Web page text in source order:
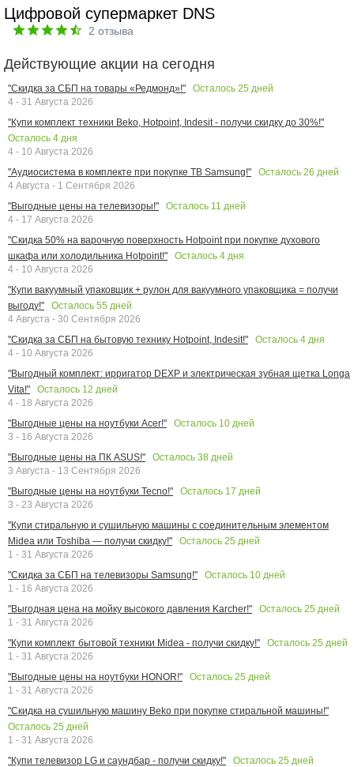
Цифровой супермаркет DNS
2 отзыва
Действующие акции на сегодня
"Скидка за СБП на товары «Редмонд»!" Осталось 25 дней
4 - 31 Августа 2026
"Купи комплект техники Beko, Hotpoint, Indesit - получи скидку до 30%!"
Осталось 4 дня
4 - 10 Августа 2026
"Аудиосистема в комплекте при покупке ТВ Samsung!"
Осталось 26 дней
4 Августа - 1 Сентября 2026
"Выгодные цены на телевизоры!"
Осталось 11 дней
4 - 17 Августа 2026
"Скидка 50% на варочную поверхность Hotpoint при покупке духового
шкафа или холодильника Hotpoint!"
Осталось 4 дня
4 - 10 Августа 2026
"Купи вакуумный упаковщик + рулон для вакуумного упаковщика = получи
выгоду!"
Осталось 55 дней
4 Августа - 30 Сентября 2026
"Скидка за СБП на бытовую технику Hotpoint, Indesit!"
Осталось 4 дня
4 - 10 Августа 2026
"Выгодный комплект: ирригатор DEXP и электрическая зубная щетка Longa
Vita!"
Осталось 12 дней
4 - 18 Августа 2026
"Выгодные цены на ноутбуки Acer!"
Осталось 10 дней
3 - 16 Августа 2026
"Выгодные цены на ПК ASUS!"
Осталось 38 дней
3 Августа - 13 Сентября 2026
"Выгодные цены на ноутбуки Tecno!"
Осталось 17 дней
3 - 23 Августа 2026
"Купи стиральную и сушильную машины с соединительным элементом
Midea или Toshiba — получи скидку!"
Осталось 25 дней
1 - 31 Августа 2026
"Скидка за СБП на телевизоры Samsung!"
Осталось 10 дней
1 - 16 Августа 2026
"Выгодная цена на мойку высокого давления Karcher!"
Осталось 25 дней
1 - 31 Августа 2026
"Купи комплект бытовой техники Midea - получи скидку!"
Осталось 25 дней
1 - 31 Августа 2026
"Выгодные цены на ноутбуки HONOR!"
Осталось 25 дней
1 - 31 Августа 2026
"Скидка на сушильную машину Beko при покупке стиральной машины!"
Осталось 25 дней
1 - 31 Августа 2026
"Купи телевизор LG и саундбар - получи скидку!"
Осталось 25 дней